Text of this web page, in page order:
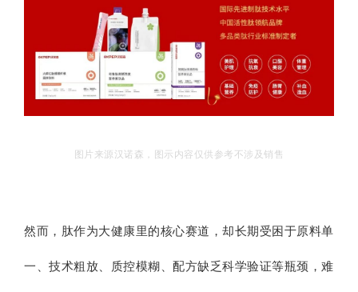
图片来源汉诺森，图示内容仅供参考不涉及销售
然而，肽作为大健康里的核心赛道，却长期受困于原料单
一、技术粗放、质控模糊、配方缺乏科学验证等瓶颈，难